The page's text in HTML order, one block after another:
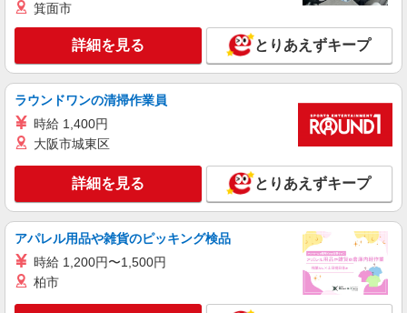
箕面市
詳細を見る とりあえずキープ
ラウンドワンの清掃作業員
時給 1,400円
大阪市城東区
詳細を見る とりあえずキープ
アパレル用品や雑貨のピッキング検品
時給 1,200円〜1,500円
柏市